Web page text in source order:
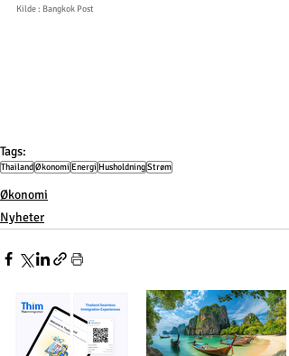
Kilde : Bangkok Post
Tags:
ThailandØkonomi Energi HusholdningStrøm
Økonomi
Nyheter